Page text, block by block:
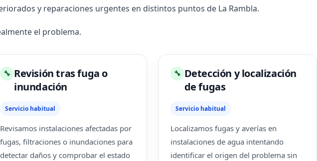
y reparaciones urgentes en distintos puntos de La Rambla.
el problema.
🔧 Revisión tras fuga o
inundación
Servicio habitual
Revisamos instalaciones afectadas por
fugas, filtraciones o inundaciones para
detectar daños y comprobar el estado
🔧 Detección y localización
de fugas
Servicio habitual
Localizamos fugas y averías en
instalaciones de agua intentando
identificar el origen del problema sin